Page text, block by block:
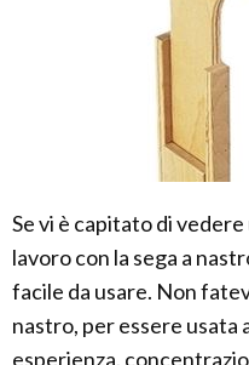
Se vi è capitato di
lavoro con la sega a
facile da usare. Non
nastro, per essere usata
esperienza,